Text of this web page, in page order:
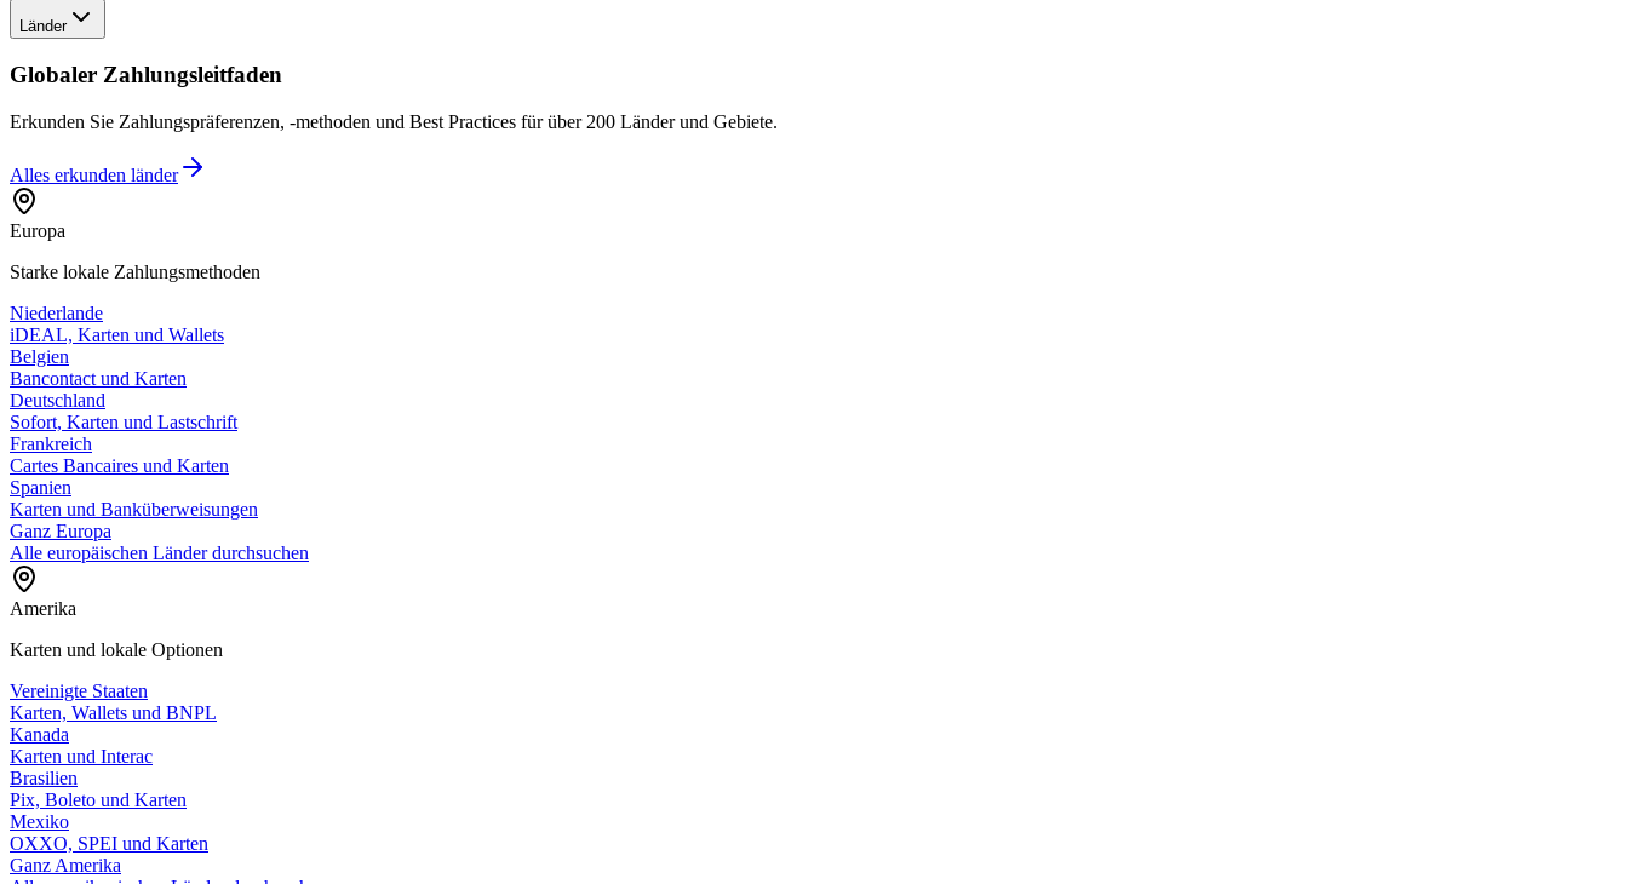
Länder
Globaler Zahlungsleitfaden
Erkunden Sie Zahlungspräferenzen, -methoden und Best Practices für über 200 Länder und Gebiete.
Alles erkunden länder
Europa
Starke lokale Zahlungsmethoden
Niederlande
iDEAL, Karten und Wallets
Belgien
Bancontact und Karten
Deutschland
Sofort, Karten und Lastschrift
Frankreich
Cartes Bancaires und Karten
Spanien
Karten und Banküberweisungen
Ganz Europa
Alle europäischen Länder durchsuchen
Amerika
Karten und lokale Optionen
Vereinigte Staaten
Karten, Wallets und BNPL
Kanada
Karten und Interac
Brasilien
Pix, Boleto und Karten
Mexiko
OXXO, SPEI und Karten
Ganz Amerika